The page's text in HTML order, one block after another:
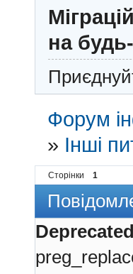
на
Форум
» Інші
Сторінки 1
Deprecated